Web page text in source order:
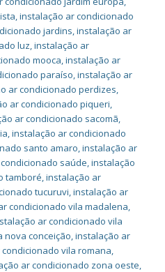
,instalação ar condicionado
jardins,instalação ar
luz,instalação ar
mooca,instalação ar
paraíso,instalação ar
ar condicionado perdizes,
ar condicionado piqueri,
ar condicionado sacomã,
,instalação ar condicionado
santo amaro,instalação ar
saúde,instalação
tamboré,instalação ar
tucuruvi,instalação ar
condicionado vila madalena,
ar condicionado vila
nova conceição,instalação ar
vila romana,
ar condicionado zona oeste,